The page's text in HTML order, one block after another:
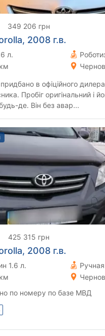
349 206 грн
2008 г.в.
л.
в офіційного
Пробіг оригінальний і
де. Він без авар...
425 315 грн
2008 г.в.
1.6 л.
по номеру по базе МВД